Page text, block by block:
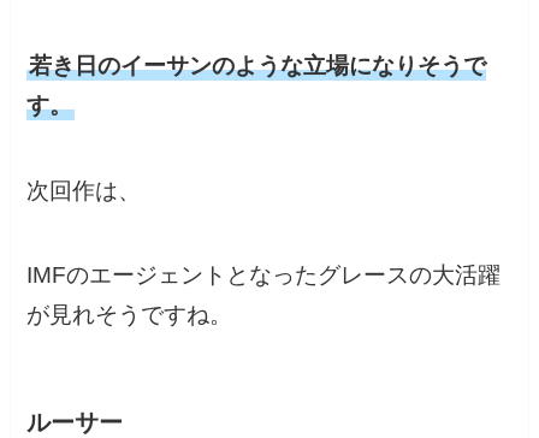
若き日のイーサンのような立場になりそうで
す。
次回作は、
IMFのエージェントとなったグレースの大活躍
が見れそうですね。
ルーサー